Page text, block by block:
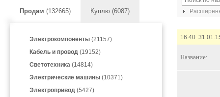
Продам (132665) Куплю (6087)
Электрокомпоненты (21157)
Кабель и провод (19152)
Светотехника (14814)
Электрические машины (10371)
Электропривод (5427)
16:40
Название: